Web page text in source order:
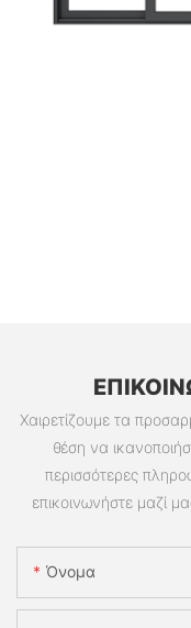
Χαιρετίζουμε τα
θέση να
περισσότερες
επικοινωνήστε μαζί
Όνομα